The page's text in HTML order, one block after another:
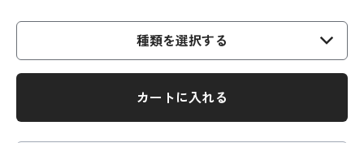
種類を選択する
カートに入れる